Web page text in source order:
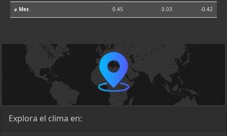
⌀ Mes 0.45 0.03 -0.42
Explora el clima en: